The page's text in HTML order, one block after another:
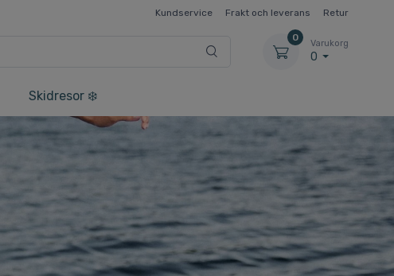
Kundservice Frakt och leverans Retur
0
Varukorg
0
Skidresor ❄️